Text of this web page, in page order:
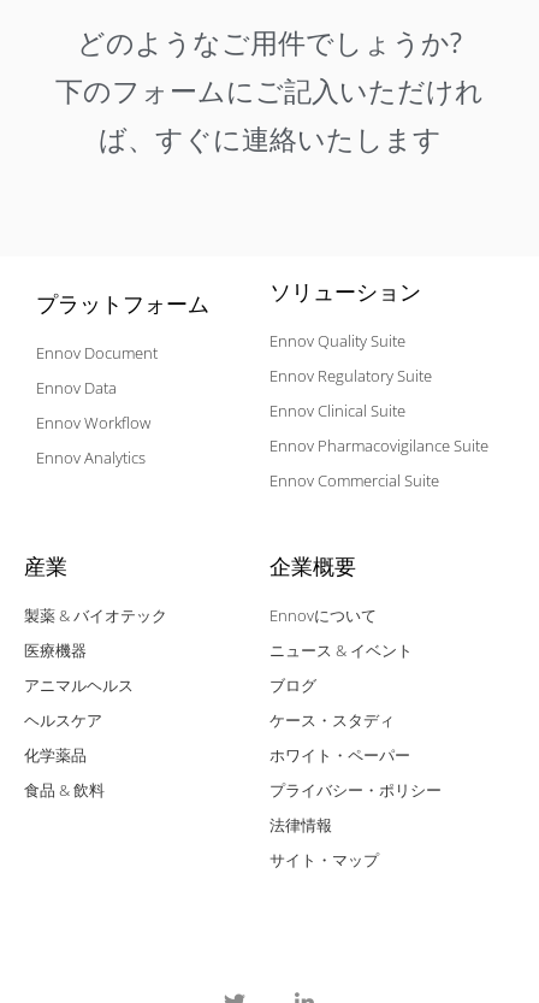
どのようなご用件でしょうか?
下のフォームにご記入いただけれ
ば、すぐに連絡いたします
プラットフォーム
Ennov Document
Ennov Data
Ennov Workflow
Ennov Analytics
ソリューション
Ennov Quality Suite
Ennov Regulatory Suite
Ennov Clinical Suite
Ennov Pharmacovigilance Suite
Ennov Commercial Suite
産業
製薬 & バイオテック
医療機器
アニマルヘルス
ヘルスケア
化学薬品
食品 & 飲料
企業概要
Ennovについて
ニュース & イベント
ブログ
ケース・スタディ
ホワイト・ペーパー
プライバシー・ポリシー
法律情報
サイト・マップ